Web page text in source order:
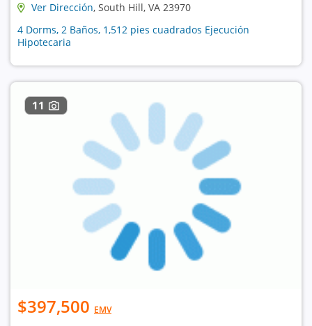
Ver Dirección, South Hill, VA 23970
4 Dorms, 2 Baños, 1,512 pies cuadrados Ejecución
Hipotecaria
11
$397,500 EMV